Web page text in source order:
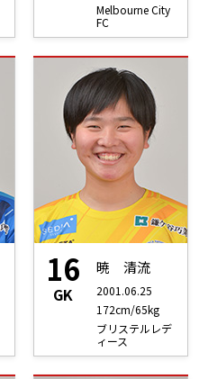
Melbourne City
FC
16
GK
暁 清流
2001.06.25
172cm/65kg
ブリステルレデ
ィース